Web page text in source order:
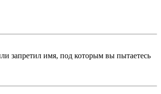
запретил имя, под которым вы пытаетесь